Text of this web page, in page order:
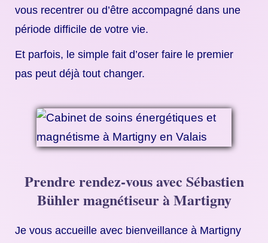
vous recentrer ou d’être accompagné dans une
période difficile de votre vie.
Et parfois, le simple fait d’oser faire le premier
pas peut déjà tout changer.
Prendre rendez-vous avec Sébastien
Bühler magnétiseur à Martigny
Je vous accueille avec bienveillance à Martigny